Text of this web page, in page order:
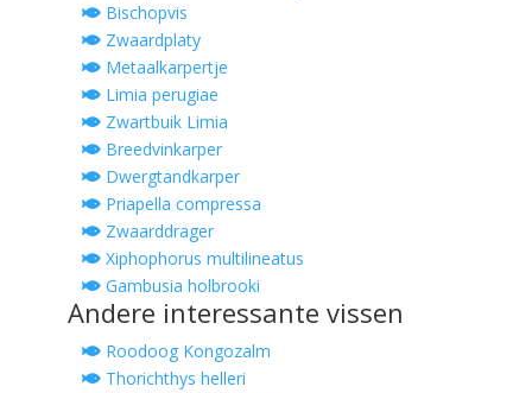
Bischopvis
Zwaardplaty
Metaalkarpertje
Limia perugiae
Zwartbuik Limia
Breedvinkarper
Dwergtandkarper
Priapella compressa
Zwaarddrager
Xiphophorus multilineatus
Gambusia holbrooki
Andere interessante vissen
Roodoog Kongozalm
Thorichthys helleri